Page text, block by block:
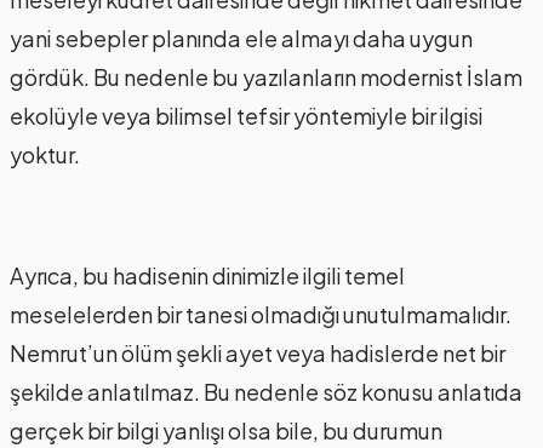
yani sebepler planında ele almayı daha uygun
gördük. Bu nedenle bu yazılanların modernist İslam
ekolüyle veya bilimsel tefsir yöntemiyle bir ilgisi
yoktur.
Ayrıca, bu hadisenin dinimizle ilgili temel
meselelerden bir tanesi olmadığı unutulmamalıdır.
Nemrut’un ölüm şekli ayet veya hadislerde net bir
şekilde anlatılmaz. Bu nedenle söz konusu anlatıda
gerçek bir bilgi yanlışı olsa bile, bu durumun